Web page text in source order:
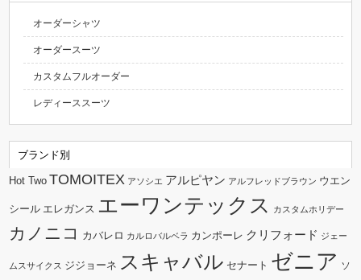
オーダーシャツ
オーダースーツ
カスタムフルオーダー
レディーススーツ
ブランド別
Hot Two TOMOITEX アソシエ アルピヤン アルフレッドブラウン ウエン
シール エレガンス エーワンテックス カスタムホリデー
カノニコ カバレロ カルロバルベラ カンポーレ クリフォード ジェー
ムスサイクス ジジョーネ スキャバル セナート ゼニア ソ